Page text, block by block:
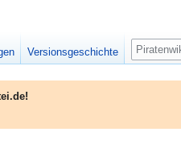
Versionsgeschichte
Suche